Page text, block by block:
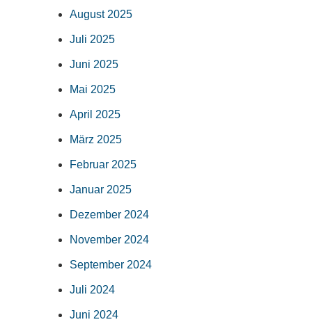
August 2025
Juli 2025
Juni 2025
Mai 2025
April 2025
März 2025
Februar 2025
Januar 2025
Dezember 2024
November 2024
September 2024
Juli 2024
Juni 2024